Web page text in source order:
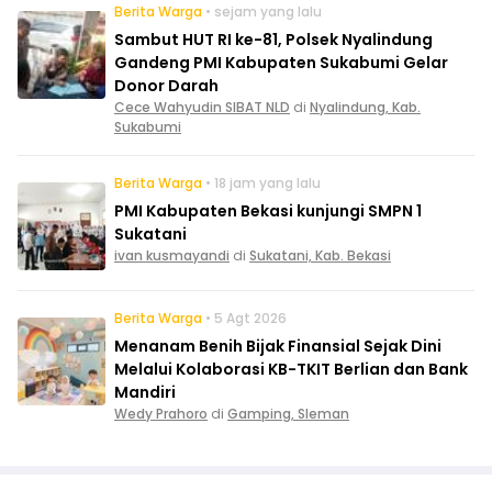
Berita Warga • sejam yang lalu
Sambut HUT RI ke-81, Polsek Nyalindung
Gandeng PMI Kabupaten Sukabumi Gelar
Donor Darah
Cece Wahyudin SIBAT NLD di Nyalindung, Kab.
Sukabumi
Berita Warga • 18 jam yang lalu
PMI Kabupaten Bekasi kunjungi SMPN 1
Sukatani
ivan kusmayandi di Sukatani, Kab. Bekasi
Berita Warga • 5 Agt 2026
Menanam Benih Bijak Finansial Sejak Dini
Melalui Kolaborasi KB-TKIT Berlian dan Bank
Mandiri
Wedy Prahoro di Gamping, Sleman